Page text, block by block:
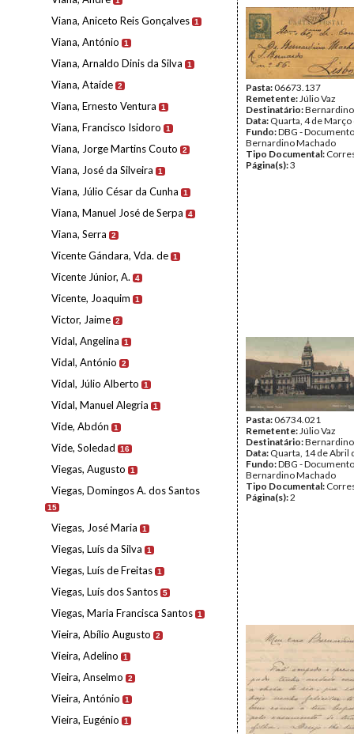
Viana, Aniceto Reis Gonçalves 1
Viana, António 1
Viana, Arnaldo Dinis da Silva 1
Viana, Ataíde 2
Viana, Ernesto Ventura 1
Viana, Francisco Isidoro 1
Viana, Jorge Martins Couto 2
Viana, José da Silveira 1
Viana, Júlio César da Cunha 1
Viana, Manuel José de Serpa 4
Viana, Serra 2
Vicente Gándara, Vda. de 1
Vicente Júnior, A. 4
Vicente, Joaquim 1
Victor, Jaime 2
Vidal, Angelina 1
Vidal, António 2
Vidal, Júlio Alberto 1
Vidal, Manuel Alegria 1
Vide, Abdón 1
Vide, Soledad 16
Viegas, Augusto 1
Viegas, Domingos A. dos Santos
15
Viegas, José Maria 1
Viegas, Luís da Silva 1
Viegas, Luís de Freitas 1
Viegas, Luís dos Santos 5
Viegas, Maria Francisca Santos 1
Vieira, Abílio Augusto 2
Vieira, Adelino 1
Vieira, Anselmo 2
Vieira, António 1
Vieira, Eugénio 1
Pasta:06673.137
Remetente:Júlio Vaz
Destinatário:
Data: Quarta, 4 de
Fundo:DBG -
Bernardino Machado
Tipo Documental:
Página(s):3
Pasta:06734.021
Remetente:Júlio Vaz
Destinatário:
Data: Quarta, 14 de Abril
Fundo:DBG -
Bernardino Machado
Tipo Documental:
Página(s):2